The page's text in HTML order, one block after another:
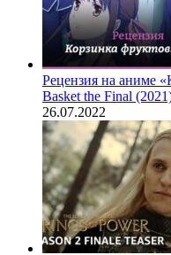
Рецензия на аниме
Basket the Final
26.07.2022